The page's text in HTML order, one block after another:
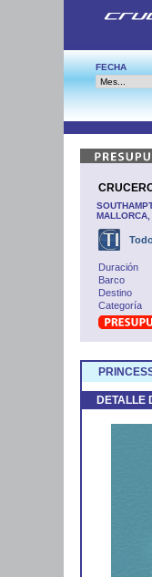
FECHA
Duración
Barco
Destino
Categoría
DETALLE